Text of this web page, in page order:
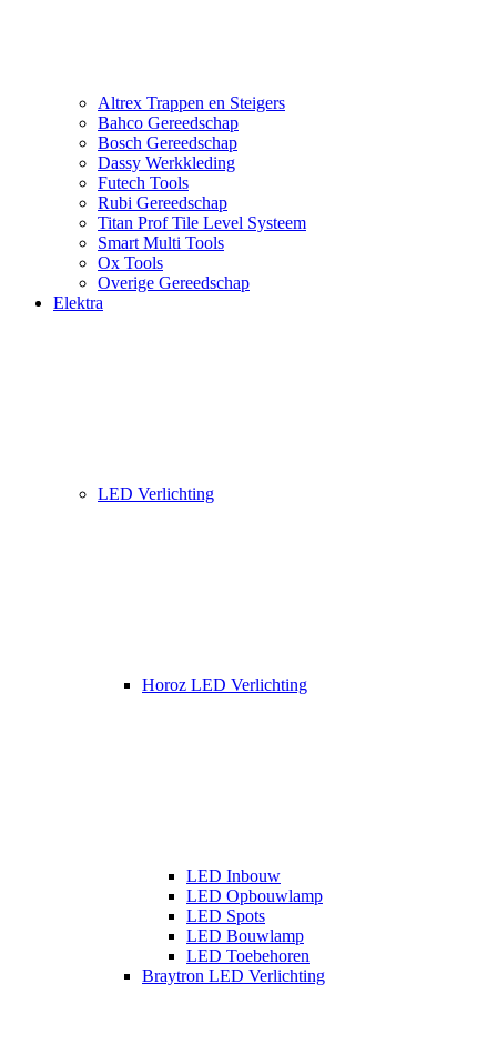
Altrex Trappen en Steigers
Bahco Gereedschap
Bosch Gereedschap
Dassy Werkkleding
Futech Tools
Rubi Gereedschap
Titan Prof Tile Level Systeem
Smart Multi Tools
Ox Tools
Overige Gereedschap
Elektra
LED Verlichting
Horoz LED Verlichting
LED Inbouw
LED Opbouwlamp
LED Spots
LED Bouwlamp
LED Toebehoren
Braytron LED Verlichting